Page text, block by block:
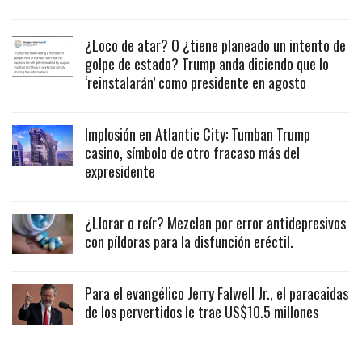
¿Loco de atar? O ¿tiene planeado un intento de
golpe de estado? Trump anda diciendo que lo
‘reinstalarán’ como presidente en agosto
Implosión en Atlantic City: Tumban Trump
casino, símbolo de otro fracaso más del
expresidente
¿Llorar o reír? Mezclan por error antidepresivos
con píldoras para la disfunción eréctil.
Para el evangélico Jerry Falwell Jr., el paracaidas
de los pervertidos le trae US$10.5 millones